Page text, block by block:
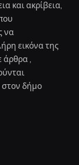
και ακρίβεια,
να
εικόνα της
άρθρα ,
στον δήμο